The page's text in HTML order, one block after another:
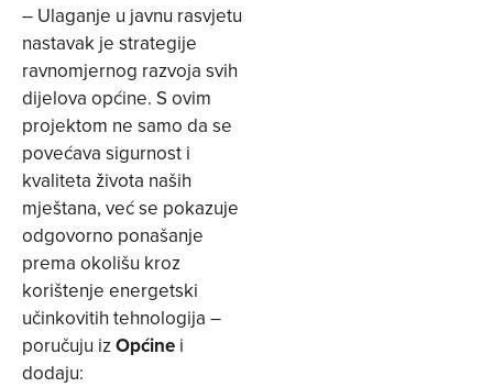
– Ulaganje u javnu rasvjetu
nastavak je strategije
ravnomjernog razvoja svih
dijelova općine. S ovim
projektom ne samo da se
povećava sigurnost i
kvaliteta života naših
mještana, već se pokazuje
odgovorno ponašanje
prema okolišu kroz
korištenje energetski
učinkovitih tehnologija –
poručuju izOpćine i
dodaju: